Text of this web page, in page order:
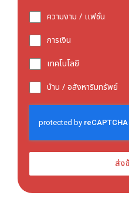
ความงาม / เเฟชั่น
การเงิน
เทคโนโลยี
บ้าน / อสังหาริมทรัพย์
ส่ง